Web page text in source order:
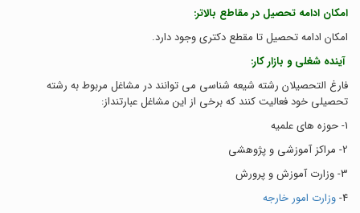
امکان ادامه تحصیل در مقاطع بالاتر:
امکان ادامه تحصیل تا مقطع دکتری وجود دارد.
آینده شغلی و بازار کار:
فارغ التحصیلان رشته شیعه شناسی می توانند در مشاغل مربوط به رشته
تحصیلی خود فعالیت کنند که برخی از این مشاغل عبارتنداز:
1- حوزه های علمیه
2- مراکز آموزشی و پژوهشی
3- وزارت آموزش و پرورش
4- وزارت امور خارجه